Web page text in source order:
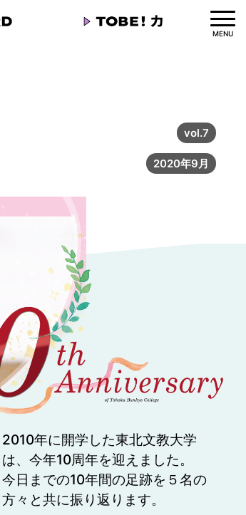
MENU
vol.7
2020年9月
2010年に開学した東北文教大学
は、今年10周年を迎えました。
今日までの10年間の足跡を５名の
方々と共に振り返ります。